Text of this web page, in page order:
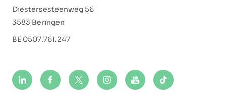
Diestersesteenweg 56
3583 Beringen
BE 0507.761.247